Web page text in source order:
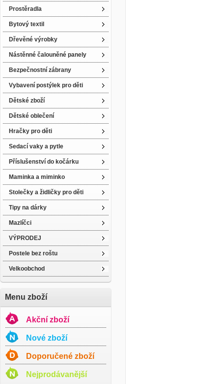
Prostěradla
Bytový textil
Dřevěné výrobky
Nástěnné čalouněné panely
Bezpečnostní zábrany
Vybavení postýlek pro děti
Dětské zboží
Dětské oblečení
Hračky pro děti
Sedací vaky a pytle
Příslušenství do kočárku
Maminka a miminko
Stolečky a židličky pro děti
Tipy na dárky
Mazlíčci
VÝPRODEJ
Postele bez roštu
Velkoobchod
Menu zboží
Akční zboží
Nové zboží
Doporučené zboží
Nejprodávanější